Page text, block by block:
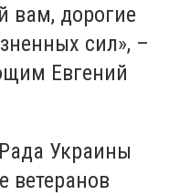
вам, дорогие
сил», –
Евгений
Украины
ветеранов